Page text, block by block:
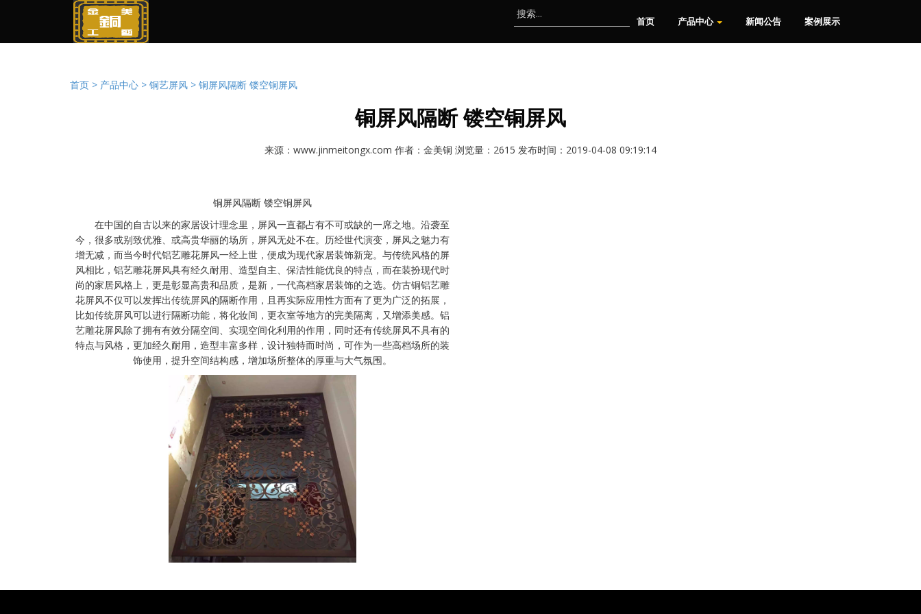
首页 产品中心 新闻公告 案例展示
首页 > 产品中心 > 铜艺屏风 > 铜屏风隔断 镂空铜屏风
铜屏风隔断 镂空铜屏风
来源：www.jinmeitongx.com 作者：金美铜 浏览量：2615 发布时间：2019-04-08 09:19:14
铜屏风隔断 镂空铜屏风
在中国的自古以来的家居设计理念里，屏风一直都占有不可或缺的一席之地。沿袭至
今，很多或别致优雅、或高贵华丽的场所，屏风无处不在。历经世代演变，屏风之魅力有
增无减，而当今时代铝艺雕花屏风一经上世，便成为现代家居装饰新宠。与传统风格的屏
风相比，铝艺雕花屏风具有经久耐用、造型自主、保洁性能优良的特点，而在装扮现代时
尚的家居风格上，更是彰显高贵和品质，是新，一代高档家居装饰的之选。仿古铜铝艺雕
花屏风不仅可以发挥出传统屏风的隔断作用，且再实际应用性方面有了更为广泛的拓展，
比如传统屏风可以进行隔断功能，将化妆间，更衣室等地方的完美隔离，又增添美感。铝
艺雕花屏风除了拥有有效分隔空间、实现空间化利用的作用，同时还有传统屏风不具有的
特点与风格，更加经久耐用，造型丰富多样，设计独特而时尚，可作为一些高档场所的装
饰使用，提升空间结构感，增加场所整体的厚重与大气氛围。